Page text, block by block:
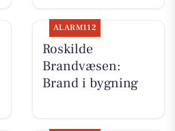
ALARM112
Roskilde
Brandvæsen:
Brand i bygning